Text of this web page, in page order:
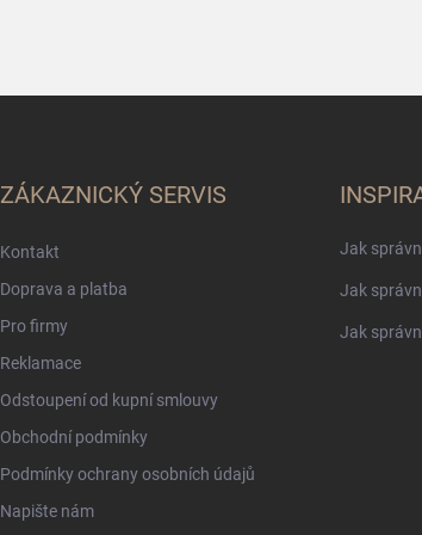
ZÁKAZNICKÝ SERVIS
Kontakt
Doprava a platba
Pro firmy
Reklamace
Odstoupení od kupní smlouvy
Obchodní podmínky
Podmínky ochrany osobních údajů
Napište nám
Jak
Jak
Jak